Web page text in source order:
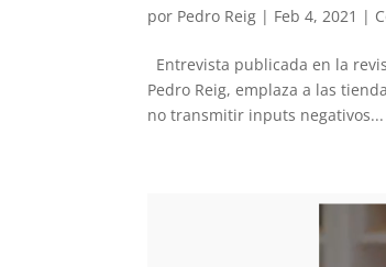
por Pedro Reig | Feb 4, 2021 |
Entrevista publicada en la
Pedro Reig, emplaza a las
no transmitir inputs negativos...